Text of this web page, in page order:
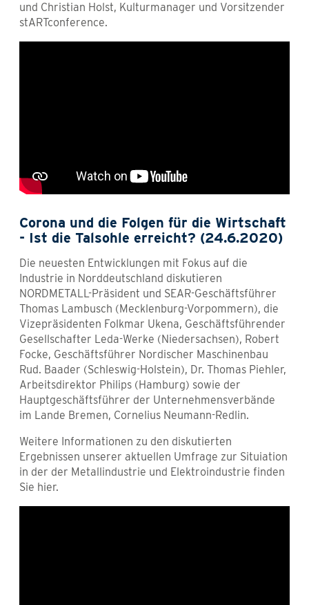
und Christian Holst, Kulturmanager und Vorsitzender
stARTconference.
Corona und die Folgen für die Wirtschaft
- Ist die Talsohle erreicht? (24.6.2020)
Die neuesten Entwicklungen mit Fokus auf die
Industrie in Norddeutschland diskutieren
NORDMETALL-Präsident und SEAR-Geschäftsführer
Thomas Lambusch (Mecklenburg-Vorpommern), die
Vizepräsidenten Folkmar Ukena, Geschäftsführender
Gesellschafter Leda-Werke (Niedersachsen), Robert
Focke, Geschäftsführer Nordischer Maschinenbau
Rud. Baader (Schleswig-Holstein), Dr. Thomas Piehler,
Arbeitsdirektor Philips (Hamburg) sowie der
Hauptgeschäftsführer der Unternehmensverbände
im Lande Bremen, Cornelius Neumann-Redlin.
Weitere Informationen zu den diskutierten
Ergebnissen unserer aktuellen Umfrage zur Situiation
in der der Metallindustrie und Elektroindustrie finden
Sie hier.